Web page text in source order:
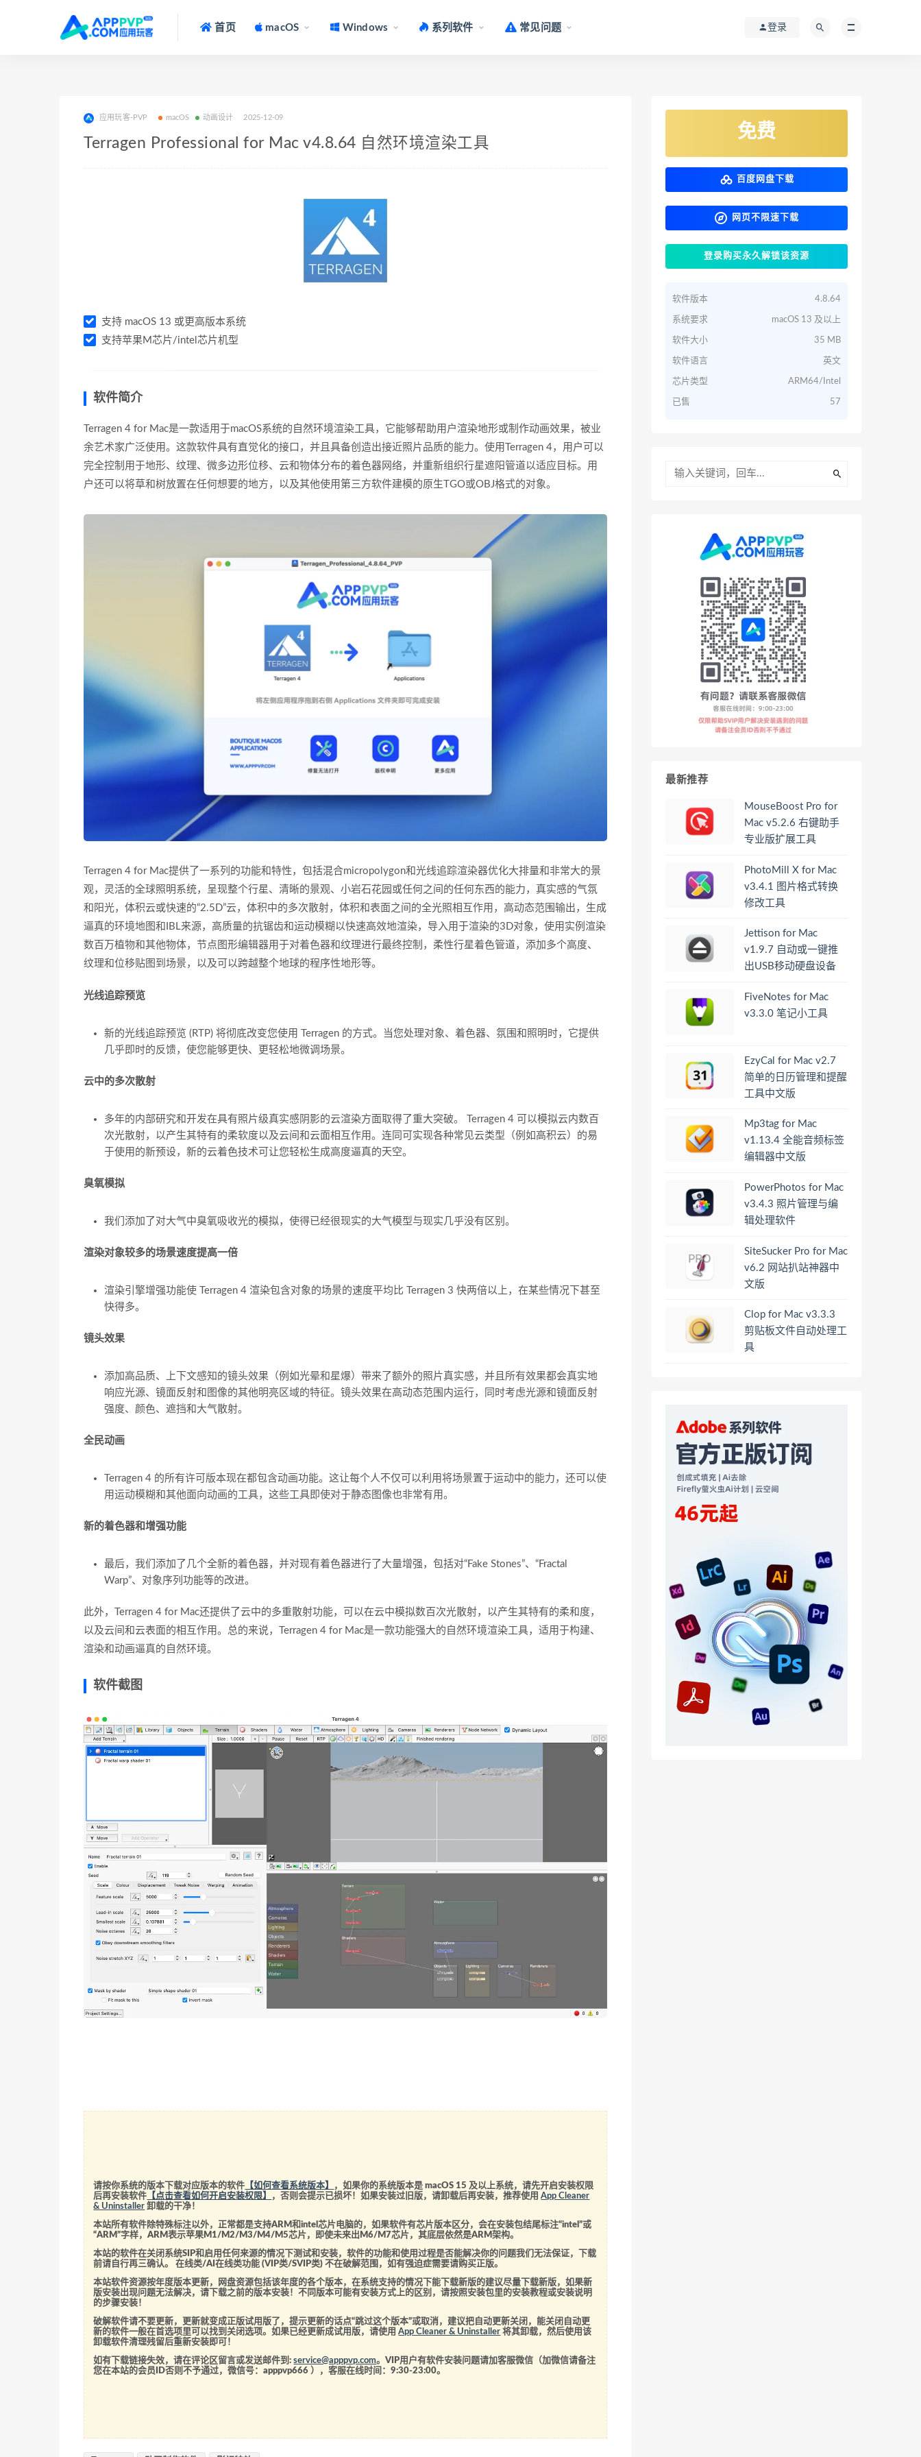
首页 macOS Windows 系列软件 常见问题 登录
应用玩客-PVP macOS 动画设计 2025-12-09
Terragen Professional for Mac v4.8.64 自然环境渲染工具
支持 macOS 13 或更高版本系统
支持苹果M芯片/intel芯片机型
软件简介
Terragen 4 for Mac是一款适用于macOS系统的自然环境渲染工具，它能够帮助用户渲染地形或制作动画效果，被业
余艺术家广泛使用。这款软件具有直觉化的接口，并且具备创造出接近照片品质的能力。使用Terragen 4，用户可以
完全控制用于地形、纹理、微多边形位移、云和物体分布的着色器网络，并重新组织行星遮阳管道以适应目标。用
户还可以将草和树放置在任何想要的地方，以及其他使用第三方软件建模的原生TGO或OBJ格式的对象。
Terragen 4 for Mac提供了一系列的功能和特性，包括混合micropolygon和光线追踪渲染器优化大排量和非常大的景
观，灵活的全球照明系统，呈现整个行星、清晰的景观、小岩石花园或任何之间的任何东西的能力，真实感的气氛
和阳光，体积云或快速的“2.5D”云，体积中的多次散射，体积和表面之间的全光照相互作用，高动态范围输出，生成
逼真的环境地图和IBL来源，高质量的抗锯齿和运动模糊以快速高效地渲染，导入用于渲染的3D对象，使用实例渲染
数百万植物和其他物体，节点图形编辑器用于对着色器和纹理进行最终控制，柔性行星着色管道，添加多个高度、
纹理和位移贴图到场景，以及可以跨越整个地球的程序性地形等。
光线追踪预览
新的光线追踪预览 (RTP) 将彻底改变您使用 Terragen 的方式。当您处理对象、着色器、氛围和照明时，它提供
几乎即时的反馈，使您能够更快、更轻松地微调场景。
云中的多次散射
多年的内部研究和开发在具有照片级真实感阴影的云渲染方面取得了重大突破。 Terragen 4 可以模拟云内数百
次光散射，以产生其特有的柔软度以及云间和云面相互作用。连同可实现各种常见云类型（例如高积云）的易
于使用的新预设，新的云着色技术可让您轻松生成高度逼真的天空。
臭氧模拟
我们添加了对大气中臭氧吸收光的模拟，使得已经很现实的大气模型与现实几乎没有区别。
渲染对象较多的场景速度提高一倍
渲染引擎增强功能使 Terragen 4 渲染包含对象的场景的速度平均比 Terragen 3 快两倍以上，在某些情况下甚至
快得多。
镜头效果
添加高品质、上下文感知的镜头效果（例如光晕和星爆）带来了额外的照片真实感，并且所有效果都会真实地
响应光源、镜面反射和图像的其他明亮区域的特征。镜头效果在高动态范围内运行，同时考虑光源和镜面反射
强度、颜色、遮挡和大气散射。
全民动画
Terragen 4 的所有许可版本现在都包含动画功能。这让每个人不仅可以利用将场景置于运动中的能力，还可以使
用运动模糊和其他面向动画的工具，这些工具即使对于静态图像也非常有用。
新的着色器和增强功能
最后，我们添加了几个全新的着色器，并对现有着色器进行了大量增强，包括对“Fake Stones”、“Fractal
Warp”、对象序列功能等的改进。
此外，Terragen 4 for Mac还提供了云中的多重散射功能，可以在云中模拟数百次光散射，以产生其特有的柔和度，
以及云间和云表面的相互作用。总的来说，Terragen 4 for Mac是一款功能强大的自然环境渲染工具，适用于构建、
渲染和动画逼真的自然环境。
软件截图
请按你系统的版本下载对应版本的软件 【如何查看系统版本】
，如果你的系统版本是 macOS 15 及以上系统，请先开启安装权限
后再安装软件 【点击查看如何开启安装权限】 ，否则会提示已损坏！如果安装过旧版，请卸载后再安装，推荐使用App Cleaner
& Uninstaller 卸载的干净！
本站所有软件除特殊标注以外，正常都是支持ARM和intel芯片电脑的，如果软件有芯片版本区分，会在安装包结尾标注“intel”或
“ARM”字样，ARM表示苹果M1/M2/M3/M4/M5芯片，即使未来出M6/M7芯片，其底层依然是ARM架构。
本站的软件在关闭系统SIP和启用任何来源的情况下测试和安装，软件的功能和使用过程是否能解决你的问题我们无法保证，下载
前请自行再三确认。 在线类/AI在线类功能 (VIP类/SVIP类) 不在破解范围，如有强迫症需要请购买正版。
本站软件资源按年度版本更新，网盘资源包括该年度的各个版本，在系统支持的情况下能下载新版的建议尽量下载新版，如果新
版安装出现问题无法解决，请下载之前的版本安装！不同版本可能有安装方式上的区别，请按照安装包里的安装教程或安装说明
的步骤安装！
破解软件请不要更新，更新就变成正版试用版了，提示更新的话点“跳过这个版本”或取消，建议把自动更新关闭，能关闭自动更
新的软件一般在首选项里可以找到关闭选项。如果已经更新成试用版，请使用App Cleaner & Uninstaller 将其卸载，然后使用该
卸载软件清理残留后重新安装即可！
如有下载链接失效，请在评论区留言或发送邮件到:service@apppvp.com。VIP用户有软件安装问题请加客服微信（加微信请备注
您在本站的会员ID否则不予通过，微信号：apppvp666 ），客服在线时间：9:30-23:00。
免费
百度网盘下载
网页不限速下载
登录购买永久解锁该资源
软件版本 4.8.64
系统要求 macOS 13 及以上
软件大小 35 MB
软件语言 英文
芯片类型 ARM64/Intel
已售 57
最新推荐
MouseBoost Pro for
Mac v5.2.6 右键助手
专业版扩展工具
PhotoMill X for Mac
v3.4.1 图片格式转换
修改工具
Jettison for Mac
v1.9.7 自动或一键推
出USB移动硬盘设备
FiveNotes for Mac
v3.3.0 笔记小工具
EzyCal for Mac v2.7
简单的日历管理和提醒
工具中文版
Mp3tag for Mac
v1.13.4 全能音频标签
编辑器中文版
PowerPhotos for Mac
v3.4.3 照片管理与编
辑处理软件
SiteSucker Pro for Mac
v6.2 网站扒站神器中
文版
Clop for Mac v3.3.3
剪贴板文件自动处理工
具